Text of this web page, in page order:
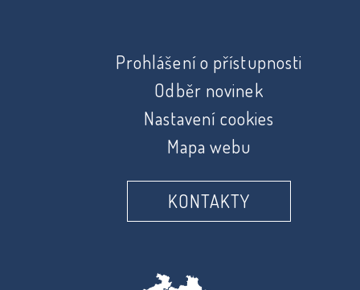
Prohlášení o přístupnosti
Odběr novinek
Nastavení cookies
Mapa webu
KONTAKTY